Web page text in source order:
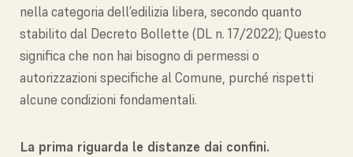
nella categoria dell’edilizia libera, secondo quanto
stabilito dal Decreto Bollette (DL n. 17/2022); Questo
significa che non hai bisogno di permessi o
autorizzazioni specifiche al Comune, purché rispetti
alcune condizioni fondamentali.
La prima riguarda le distanze dai confini.